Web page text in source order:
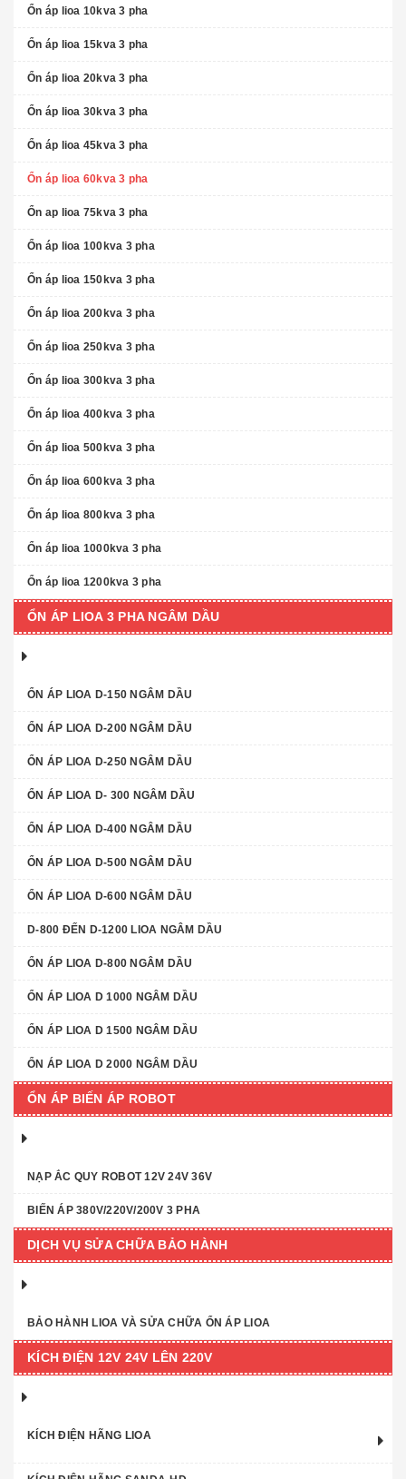
Ổn áp lioa 10kva 3 pha
Ổn áp lioa 15kva 3 pha
Ổn áp lioa 20kva 3 pha
Ổn áp lioa 30kva 3 pha
Ổn áp lioa 45kva 3 pha
Ổn áp lioa 60kva 3 pha
Ổn ap lioa 75kva 3 pha
Ổn áp lioa 100kva 3 pha
Ổn áp lioa 150kva 3 pha
Ổn áp lioa 200kva 3 pha
Ổn áp lioa 250kva 3 pha
Ổn áp lioa 300kva 3 pha
Ổn áp lioa 400kva 3 pha
Ổn áp lioa 500kva 3 pha
Ổn áp lioa 600kva 3 pha
Ổn áp lioa 800kva 3 pha
Ổn áp lioa 1000kva 3 pha
Ổn áp lioa 1200kva 3 pha
ỔN ÁP LIOA 3 PHA NGÂM DẦU
ỔN ÁP LIOA D-150 NGÂM DẦU
ỔN ÁP LIOA D-200 NGÂM DẦU
ỔN ÁP LIOA D-250 NGÂM DẦU
ỔN ÁP LIOA D- 300 NGÂM DẦU
ỔN ÁP LIOA D-400 NGÂM DẦU
ỔN ÁP LIOA D-500 NGÂM DẦU
ỔN ÁP LIOA D-600 NGÂM DẦU
D-800 ĐẾN D-1200 LIOA NGÂM DẦU
ỔN ÁP LIOA D-800 NGÂM DẦU
ỔN ÁP LIOA D 1000 NGÂM DẦU
ỔN ÁP LIOA D 1500 NGÂM DẦU
ỔN ÁP LIOA D 2000 NGÂM DẦU
ỔN ÁP BIẾN ÁP ROBOT
NẠP ẮC QUY ROBOT 12V 24V 36V
BIẾN ÁP 380V/220V/200V 3 PHA
DỊCH VỤ SỬA CHỮA BẢO HÀNH
BẢO HÀNH LIOA VÀ SỬA CHỮA ỔN ÁP LIOA
KÍCH ĐIỆN 12V 24V LÊN 220V
KÍCH ĐIỆN HÃNG LIOA